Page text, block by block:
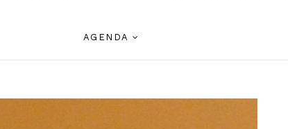
AGENDA